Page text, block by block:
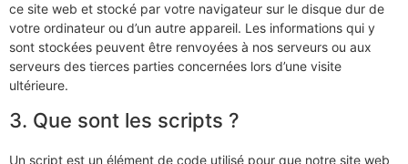
ce site web et stocké par votre navigateur sur le disque dur de
votre ordinateur ou d’un autre appareil. Les informations qui y
sont stockées peuvent être renvoyées à nos serveurs ou aux
serveurs des tierces parties concernées lors d’une visite
ultérieure.
3. Que sont les scripts ?
Un script est un élément de code utilisé pour que notre site web